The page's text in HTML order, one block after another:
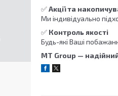
✅Акції та
Ми індивідуально
✅ Контроль якості
Будь-які Ваші
MT Group —